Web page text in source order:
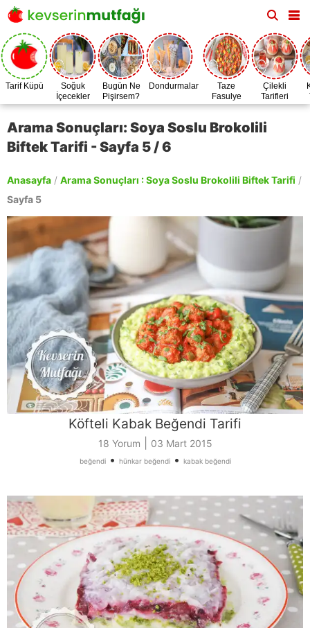
Tarif Küpü
Soğuk
İçecekler
Bugün Ne
Pişirsem?
Dondurmalar
Taze
Fasulye
Zamanı
Çilekli
Tarifleri
Arama Sonuçları: Soya Soslu Brokolili
Biftek Tarifi - Sayfa 5 / 6
Anasayfa / Arama Sonuçları : Soya Soslu Brokolili Biftek Tarifi /
Sayfa 5
Köfteli Kabak Beğendi Tarifi
18 Yorum 03 Mart 2015
beğendi• hünkar beğendi• kabak beğendi